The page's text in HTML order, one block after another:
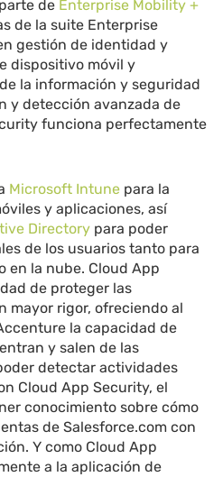
de Enterprise Mobility +
de la suite Enterprise
gestión de identidad y
dispositivo móvil y
la información y seguridad
y detección avanzada de
funciona perfectamente
Microsoft Intune para la
y aplicaciones, así
Directory para poder
de los usuarios tanto para
en la nube. Cloud App
de proteger las
mayor rigor, ofreciendo al
la capacidad de
y salen de las
detectar actividades
Cloud App Security, el
conocimiento sobre cómo
de Salesforce.com con
Y como Cloud App
a la aplicación de